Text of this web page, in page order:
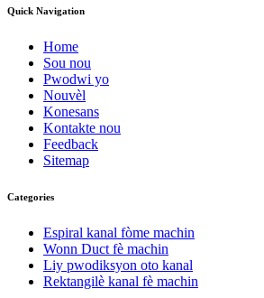
Quick Navigation
Home
Sou nou
Pwodwi yo
Nouvèl
Konesans
Kontakte nou
Feedback
Sitemap
Categories
Espiral kanal fòme machin
Wonn Duct fè machin
Liy pwodiksyon oto kanal
Rektangilè kanal fè machin